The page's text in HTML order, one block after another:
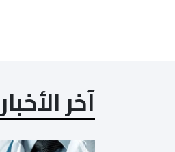
آخر الأخبار